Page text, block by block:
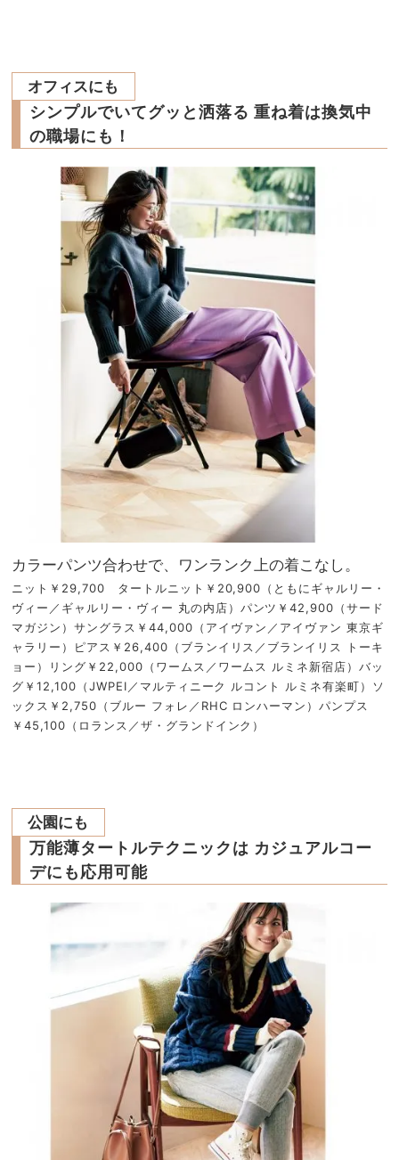
オフィスにも
シンプルでいてグッと洒落る 重ね着は換気中
の職場にも！
カラーパンツ合わせで、ワンランク上の着こなし。
ニット￥29,700 タートルニット￥20,900（ともにギャルリー・
ヴィー／ギャルリー・ヴィー 丸の内店）パンツ￥42,900（サード
マガジン）サングラス￥44,000（アイヴァン／アイヴァン 東京ギ
ャラリー）ピアス￥26,400（ブランイリス／ブランイリス トーキ
ョー）リング￥22,000（ワームス／ワームス ルミネ新宿店）バッ
グ￥12,100（JWPEI／マルティニーク ルコント ルミネ有楽町）ソ
ックス￥2,750（ブルー フォレ／RHC ロンハーマン）パンプス
￥45,100（ロランス／ザ・グランドインク）
公園にも
万能薄タートルテクニックは カジュアルコー
デにも応用可能